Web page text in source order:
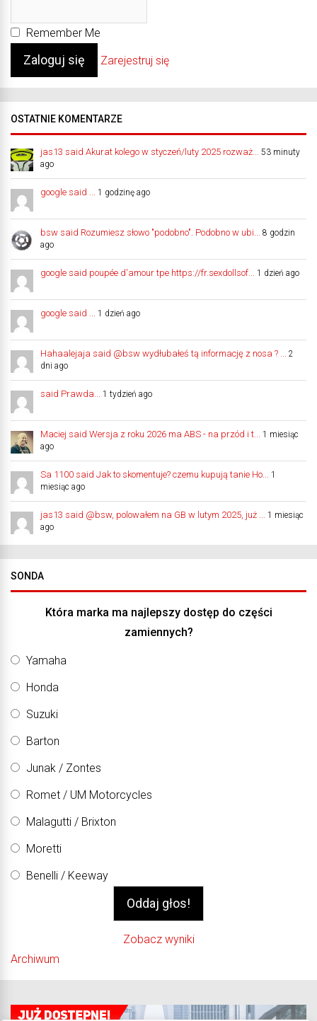
Remember Me
Zarejestruj się
OSTATNIE KOMENTARZE
jas13 said Akurat kolego w styczeń/luty 2025 rozważ...
53 minuty
ago
google said ... 1 godzinę ago
bsw said Rozumiesz słowo "podobno". Podobno w ubi...
8 godzin
ago
google said poupée d'amour tpe https://fr.sexdollsof... 1 dzień ago
google said ... 1 dzień ago
Hahaalejaja said @bsw wydłubałeś tą informację z nosa ? ...
2
dni ago
said Prawda... 1 tydzień ago
Maciej said Wersja z roku 2026 ma ABS - na przód i t...
1 miesiąc
ago
Sa 1100 said Jak to skomentuje? czemu kupują tanie Ho...
1
miesiąc ago
jas13 said @bsw, polowałem na GB w lutym 2025, już ...
1 miesiąc
ago
SONDA
Która marka ma najlepszy dostęp do części
zamiennych?
Yamaha
Honda
Suzuki
Barton
Junak / Zontes
Romet / UM Motorcycles
Malagutti / Brixton
Moretti
Benelli / Keeway
Zobacz wyniki
Archiwum